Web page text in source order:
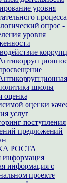
уровня
процесса
опрос -
уровня
школы
оценка
оценки
услуг
поступления
предложений
РОСТА
информация
информация о
проекте